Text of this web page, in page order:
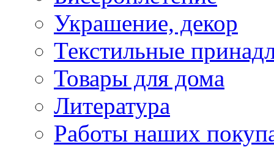
Украшение, декор
Текстильные
Товары для дома
Литература
Работы наших